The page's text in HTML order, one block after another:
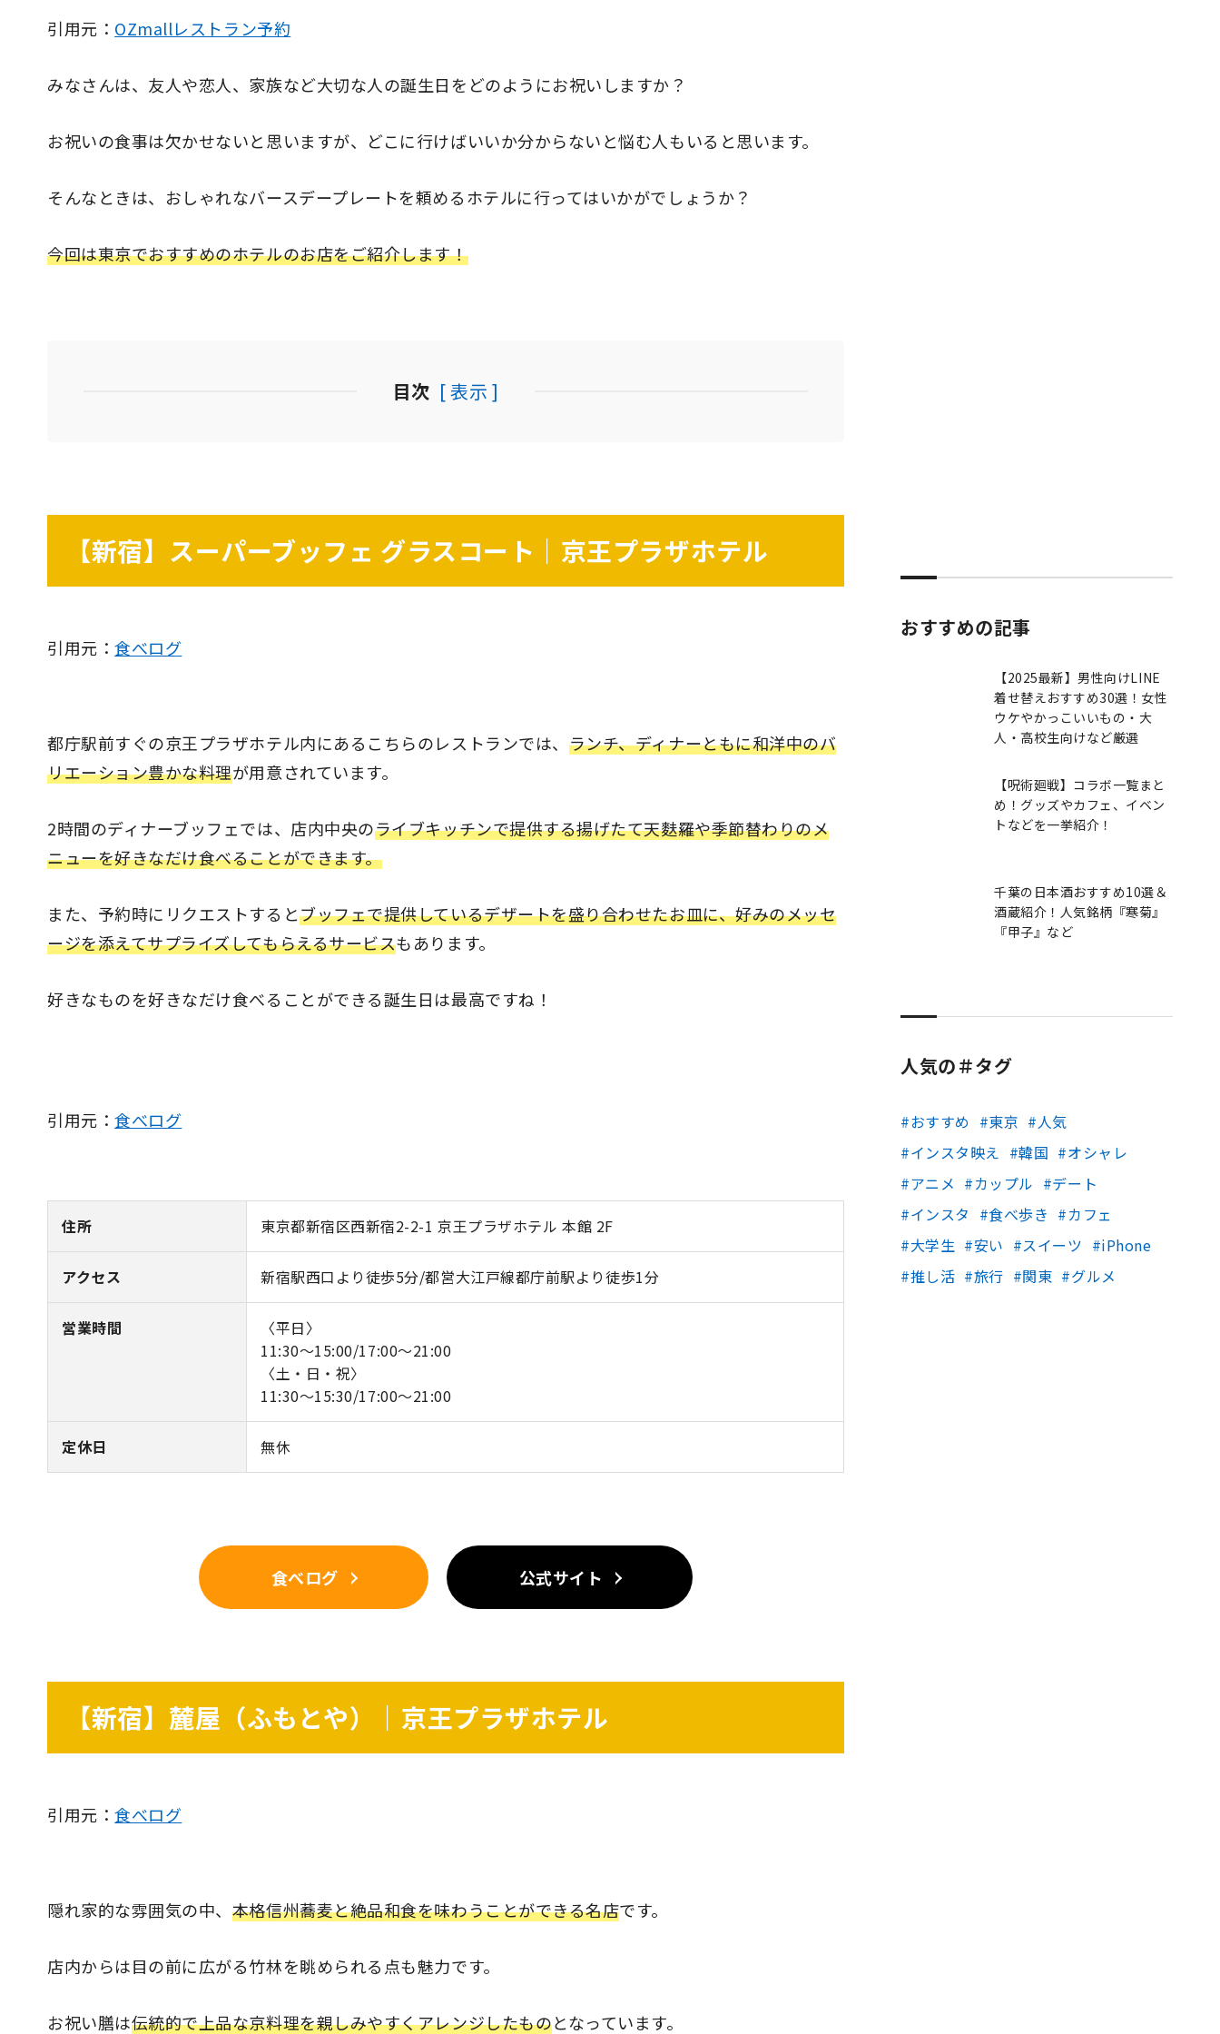
引用元： OZmallレストラン予約
みなさんは、友人や恋人、家族など大切な人の誕生日をどのようにお祝いしますか？
お祝いの食事は欠かせないと思いますが、どこに行けばいいか分からないと悩む人もいると思います。
そんなときは、おしゃれなバースデープレートを頼めるホテルに行ってはいかがでしょうか？
今回は東京でおすすめのホテルのお店をご紹介します！
目次 [ 表示 ]
【新宿】スーパーブッフェ グラスコート｜京王プラザホテル
引用元：食べログ
都庁駅前すぐの京王プラザホテル内にあるこちらのレストランでは、 ランチ、ディナーともに和洋中のバ
リエーション豊かな料理が用意されています。
2時間のディナーブッフェでは、店内中央のライブキッチンで提供する揚げたて天麩羅や季節替わりのメ
ニューを好きなだけ食べることができます。
また、予約時にリクエストするとブッフェで提供しているデザートを盛り合わせたお皿に、好みのメッセ
ージを添えてサプライズしてもらえるサービスもあります。
好きなものを好きなだけ食べることができる誕生日は最高ですね！
引用元：食べログ
住所 東京都新宿区西新宿2-2-1 京王プラザホテル 本館 2F
アクセス 新宿駅西口より徒歩5分/都営大江戸線都庁前駅より徒歩1分
営業時間
〈平日〉
11:30～15:00/17:00～21:00
〈土・日・祝〉
11:30～15:30/17:00～21:00
定休日 無休
食べログ 公式サイト
【新宿】麓屋（ふもとや）｜京王プラザホテル
引用元：食べログ
隠れ家的な雰囲気の中、 本格信州蕎麦と絶品和食を味わうことができる名店です。
店内からは目の前に広がる竹林を眺められる点も魅力です。
お祝い膳は伝統的で上品な京料理を親しみやすくアレンジしたものとなっています。
おすすめの記事
【2025最新】男性向けLINE
着せ替えおすすめ30選！女性
ウケやかっこいいもの・大
人・高校生向けなど厳選
【呪術廻戦】コラボ一覧まと
め！グッズやカフェ、イベン
トなどを一挙紹介！
千葉の日本酒おすすめ10選＆
酒蔵紹介！人気銘柄『寒菊』
『甲子』など
人気の＃タグ
おすすめ 東京
人気
インスタ映え
韓国
オシャレ
アニメ
カップル
デート
インスタ
食べ歩き
カフェ
大学生
安い スイーツ
iPhone
推し活
旅行 関東 グルメ